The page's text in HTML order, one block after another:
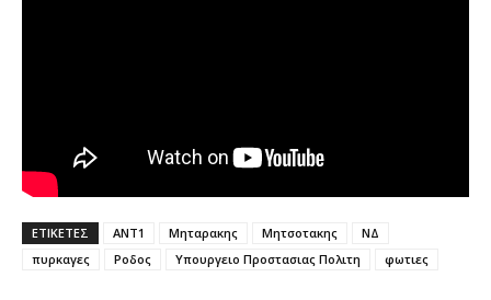
ΕΤΙΚΕΤΕΣ ΑΝΤ1 Μηταρακης Μητσοτακης
ΝΔ
πυρκαγες
Ροδος Υπουργειο Προστασιας Πολιτη φωτιες